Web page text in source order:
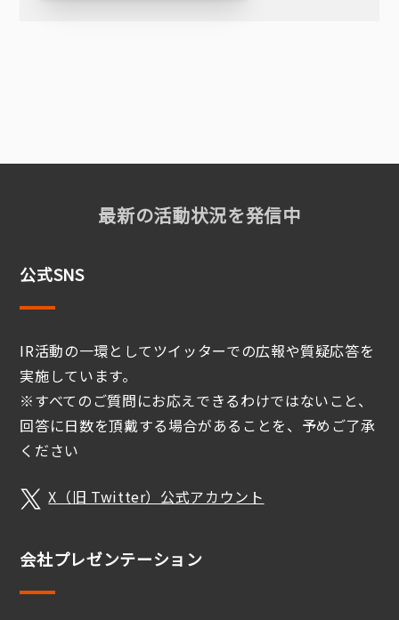
最新の活動状況を発信中
公式SNS
IR活動の一環としてツイッターでの広報や質疑応答を
実施しています。
※すべてのご質問にお応えできるわけではないこと、
回答に日数を頂戴する場合があることを、予めご了承
ください
X（旧 Twitter）公式アカウント
会社プレゼンテーション